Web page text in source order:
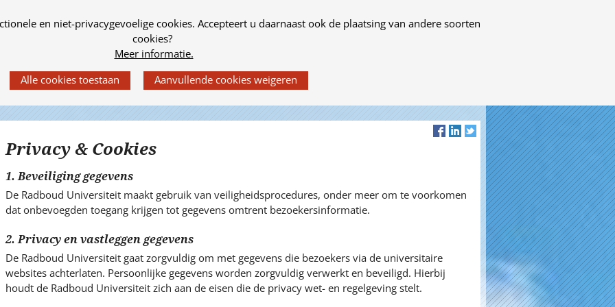
en niet-privacygevoelige cookies. Accepteert u daarnaast ook de plaatsing van andere soorten
cookies?
Meer informatie.
Privacy & Cookies
1. Beveiliging gegevens
De Radboud Universiteit maakt gebruik van veiligheidsprocedures, onder meer om te voorkomen
dat onbevoegden toegang krijgen tot gegevens omtrent bezoekersinformatie.
2. Privacy en vastleggen gegevens
De Radboud Universiteit gaat zorgvuldig om met gegevens die bezoekers via de universitaire
websites achterlaten. Persoonlijke gegevens worden zorgvuldig verwerkt en beveiligd. Hierbij
houdt de Radboud Universiteit zich aan de eisen die de privacy wet- en regelgeving stelt.